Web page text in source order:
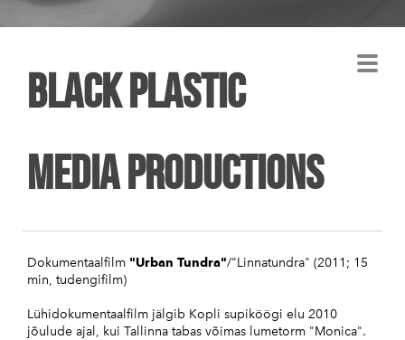
Black plastic
Media Productions
Dokumentaalfilm "Urban Tundra"/"Linnatundra" (2011; 15
min, tudengifilm)
Lühidokumentaalfilm jälgib Kopli supiköögi elu 2010
jõulude ajal, kui Tallinna tabas võimas lumetorm "Monica".